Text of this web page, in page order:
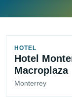
HOTEL
Hotel
Macroplaza
Monterrey